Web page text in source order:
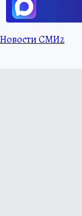
Новости СМИ2